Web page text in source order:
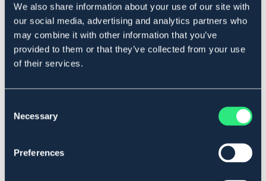
We also share information about your use of our site with
our social media, advertising and analytics partners who
may combine it with other information that you’ve
provided to them or that they’ve collected from your use
of their services.
Selection
Necessary
Preferences
Genom att förbättra stoets kost med Oestress, hjälper
du ditt sto att balansera hennes hormonnivåer naturligt,
vilket ger henne möjlighet att slappna av och
koncentrera sig på sitt arbete.
Oestress ska ges dagligen under hela våren och
Fr.o.m. 1/3 2023: startkarens 96 timmar.